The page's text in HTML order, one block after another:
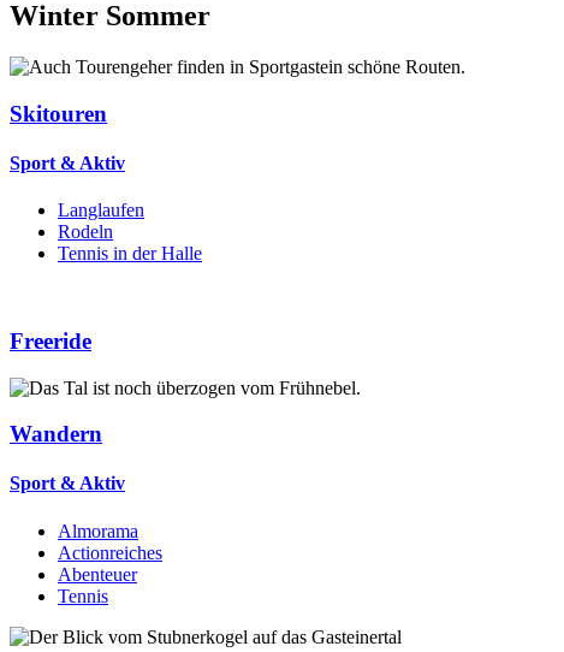
Winter Sommer
Skitouren
Sport & Aktiv
Langlaufen
Rodeln
Tennis in der Halle
Freeride
Wandern
Sport & Aktiv
Almorama
Actionreiches
Abenteuer
Tennis